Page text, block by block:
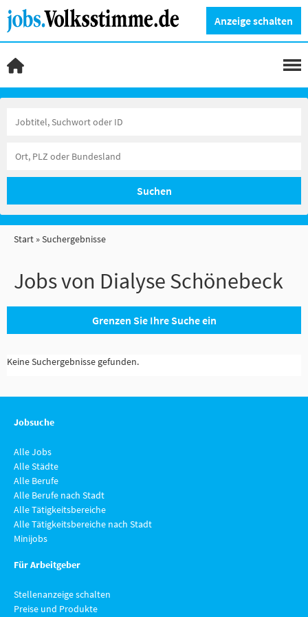
Anzeige schalten
Suchen
Start Suchergebnisse
Jobs von Dialyse Schönebeck
Grenzen Sie Ihre Suche ein
Keine Suchergebnisse gefunden.
Jobsuche
Alle Jobs
Alle Städte
Alle Berufe
Alle Berufe nach Stadt
Alle Tätigkeitsbereiche
Alle Tätigkeitsbereiche nach Stadt
Minijobs
Für Arbeitgeber
Stellenanzeige schalten
Preise und Produkte